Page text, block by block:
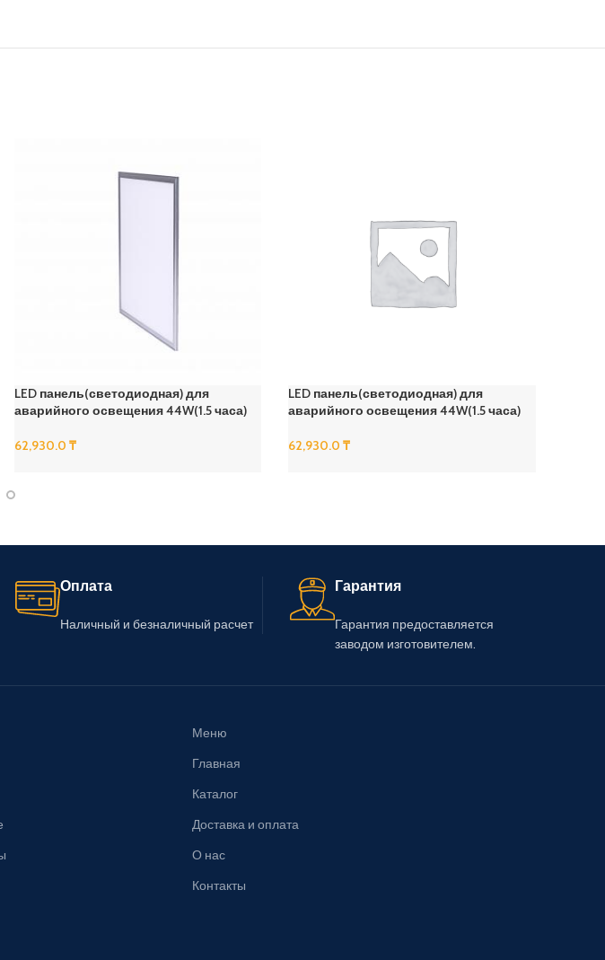
LED панель(светодиодная) для
аварийного освещения 44W(1.5 часа)
62,930.0₸
LED панель(светодиодная) для
аварийного освещения 44W(1.5 часа)
62,930.0₸
Оплата
Наличный и безналичный расчет
Гарантия
Гарантия предоставляется
заводом изготовителем.
Меню
Главная
Каталог
Доставка и оплата
О нас
Контакты